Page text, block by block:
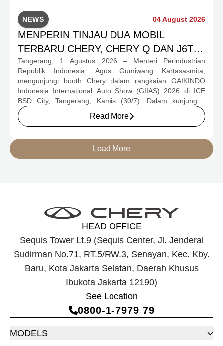
NEWS 04 August 2026
MENPERIN TINJAU DUA MOBIL
TERBARU CHERY, CHERY Q DAN J6T
CSH YANG JADI SOROTAN DI GIIAS
2026
Tangerang, 1 Agustus 2026 – Menteri Perindustrian
Republik Indonesia, Agus Gumiwang Kartasasmita,
mengunjungi booth Chery dalam rangkaian GAIKINDO
Indonesia International Auto Show (GIIAS) 2026 di ICE
BSD City, Tangerang, Kamis (30/7). Dalam kunjungan
tersebut, Menteri Perindustrian meninjau dua produk
elektrifikasi terbaru Chery, yakni Chery Q, compact EV
berteknologi Range-Extended Electric Vehicle (REEV) yang
dirancang untuk mendukung perjalanan jarak jauh.
Read More
Load More
HEAD OFFICE
Sequis Tower Lt.9 (Sequis Center, Jl. Jenderal
Sudirman No.71, RT.5/RW.3, Senayan, Kec. Kby.
Baru, Kota Jakarta Selatan, Daerah Khusus
Ibukota Jakarta 12190)
See Location
0800‑1‑7979 79
MODELS